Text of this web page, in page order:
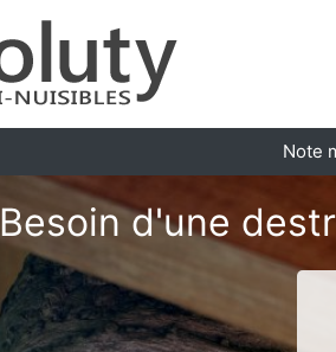
Note
Besoin d'une